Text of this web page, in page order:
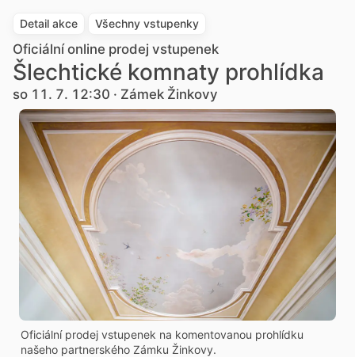
Detail akce Všechny vstupenky
Oficiální online prodej vstupenek
Šlechtické komnaty prohlídka
so 11. 7. 12:30 · Zámek Žinkovy
Oficiální prodej vstupenek na komentovanou prohlídku
našeho partnerského Zámku Žinkovy.